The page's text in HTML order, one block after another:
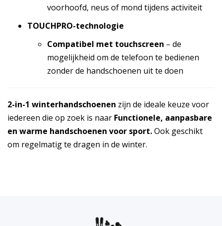
voorhoofd, neus of mond tijdens activiteit
TOUCHPRO-technologie
Compatibel met touchscreen – de
mogelijkheid om de telefoon te bedienen
zonder de handschoenen uit te doen
2-in-1 winterhandschoenen zijn de ideale keuze voor
iedereen die op zoek is naar Functionele, aanpasbare
en warme handschoenen voor sport.Ook geschikt
om regelmatig te dragen in de winter.